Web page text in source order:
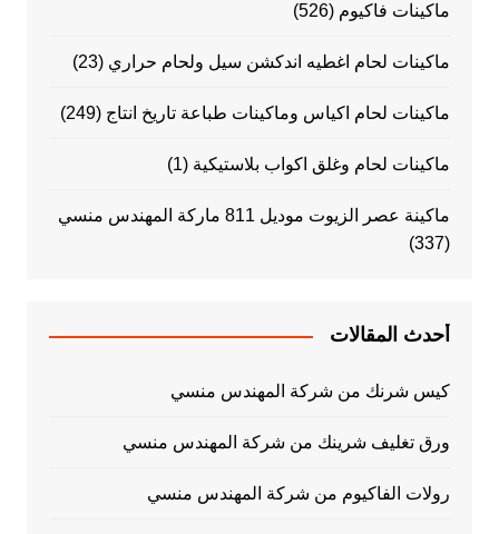
ماكينات فاكيوم (526)
ماكينات لحام اغطيه اندكشن سيل ولحام حراري (23)
ماكينات لحام اكياس وماكينات طباعة تاريخ انتاج (249)
ماكينات لحام وغلق اكواب بلاستيكية (1)
ماكينة عصر الزيوت موديل 811 ماركة المهندس منسي
(337)
أحدث المقالات
كيس شرنك من شركة المهندس منسي
ورق تغليف شرينك من شركة المهندس منسي
رولات الفاكيوم من شركة المهندس منسي